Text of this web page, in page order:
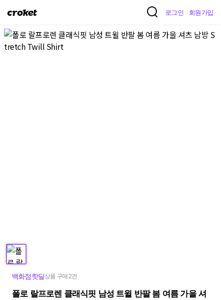
크
켓
로그인 회원가입
백화점핫딜상품 구매 2건
폴로 랄프로렌 클래식핏 남성 트윌 반팔 봄 여름 가을 셔